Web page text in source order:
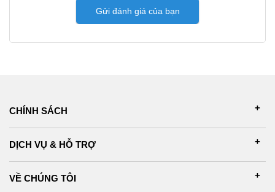
Gửi đánh giá của bạn
CHÍNH SÁCH
DỊCH VỤ & HỖ TRỢ
VỀ CHÚNG TÔI